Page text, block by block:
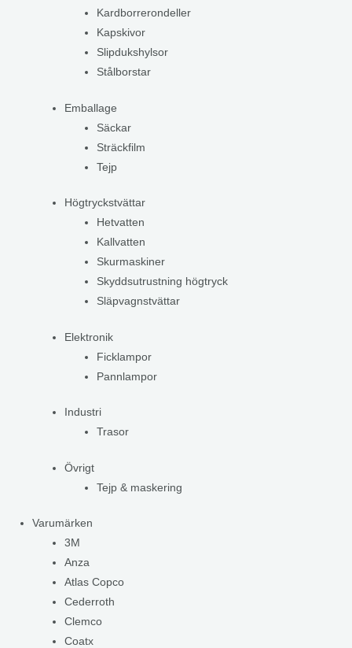
Kardborrerondeller
Kapskivor
Slipdukshylsor
Stålborstar
Emballage
Säckar
Sträckfilm
Tejp
Högtryckstvättar
Hetvatten
Kallvatten
Skurmaskiner
Skyddsutrustning högtryck
Släpvagnstvättar
Elektronik
Ficklampor
Pannlampor
Industri
Trasor
Övrigt
Tejp & maskering
Varumärken
3M
Anza
Atlas Copco
Cederroth
Clemco
Coatx